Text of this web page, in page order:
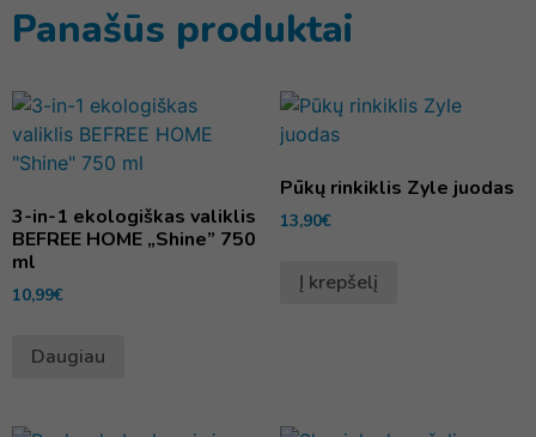
Panašūs produktai
3-in-1 ekologiškas valiklis
BEFREE HOME „Shine” 750
ml
10,99€
Daugiau
Pūkų rinkiklis Zyle juodas
13,90€
Į krepšelį